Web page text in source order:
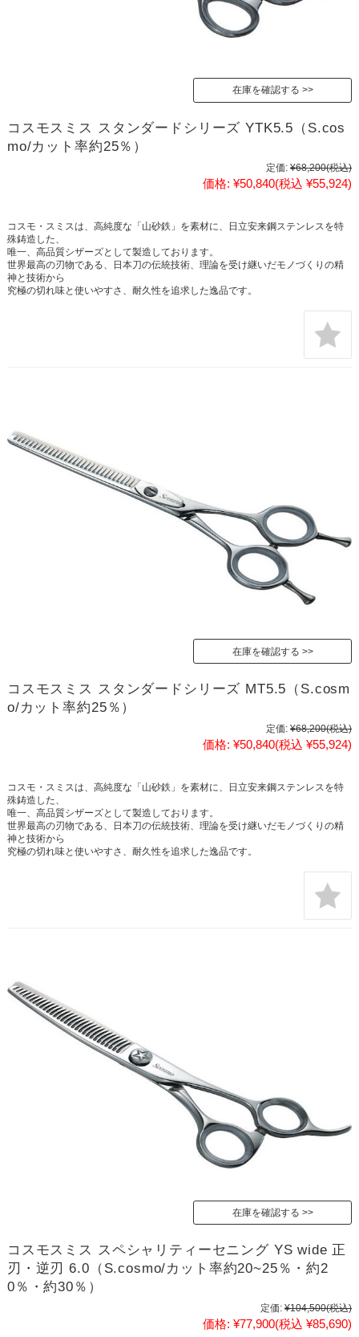
在庫を確認する
コスモスミス スタンダードシリーズ YTK5.5（S.cos
mo/カット率約25％）
定価: ¥68,200(税込)
価格: ¥50,840(税込 ¥55,924)
コスモ・スミスは、高純度な「山砂鉄」を素材に、日立安来鋼ステンレスを特
殊鋳造した、
唯一、高品質シザーズとして製造しております。
世界最高の刃物である、日本刀の伝統技術、理論を受け継いだモノづくりの精
神と技術から
究極の切れ味と使いやすさ、耐久性を追求した逸品です。
在庫を確認する
コスモスミス スタンダードシリーズ MT5.5（S.cosm
o/カット率約25％）
定価: ¥68,200(税込)
価格: ¥50,840(税込 ¥55,924)
コスモ・スミスは、高純度な「山砂鉄」を素材に、日立安来鋼ステンレスを特
殊鋳造した、
唯一、高品質シザーズとして製造しております。
世界最高の刃物である、日本刀の伝統技術、理論を受け継いだモノづくりの精
神と技術から
究極の切れ味と使いやすさ、耐久性を追求した逸品です。
在庫を確認する
コスモスミス スペシャリティーセニング YS wide 正
刃・逆刃 6.0（S.cosmo/カット率約20~25％・約2
0％・約30％）
定価: ¥104,500(税込)
価格: ¥77,900(税込 ¥85,690)